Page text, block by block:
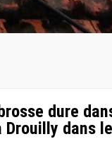
dure
dans